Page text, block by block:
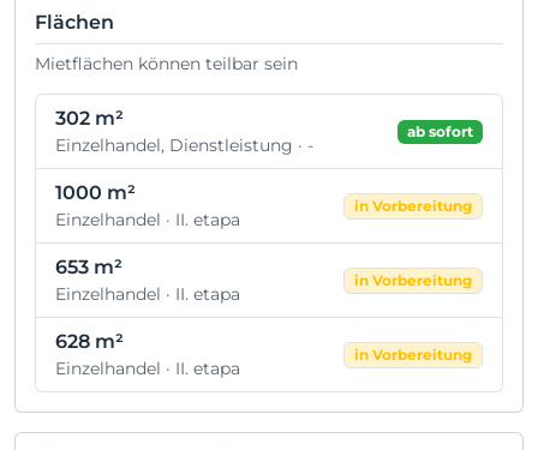
Flächen
Mietflächen können teilbar sein
302 m²
Einzelhandel, Dienstleistung · -
ab sofort
1000 m²
Einzelhandel · II. etapa
in Vorbereitung
653 m²
Einzelhandel · II. etapa
in Vorbereitung
628 m²
Einzelhandel · II. etapa
in Vorbereitung